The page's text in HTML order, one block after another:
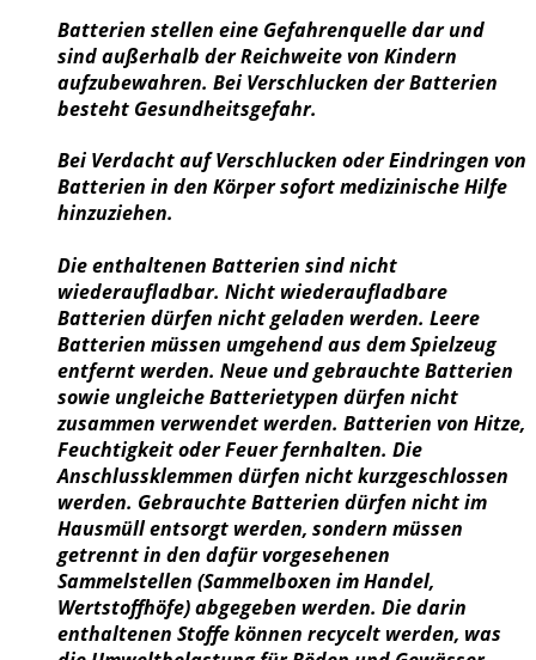
Batterien stellen eine Gefahrenquelle dar und
sind außerhalb der Reichweite von Kindern
aufzubewahren. Bei Verschlucken der Batterien
besteht Gesundheitsgefahr.
Bei Verdacht auf Verschlucken oder Eindringen von
Batterien in den Körper sofort medizinische Hilfe
hinzuziehen.
Die enthaltenen Batterien sind nicht
wiederaufladbar. Nicht wiederaufladbare
Batterien dürfen nicht geladen werden. Leere
Batterien müssen umgehend aus dem Spielzeug
entfernt werden. Neue und gebrauchte Batterien
sowie ungleiche Batterietypen dürfen nicht
zusammen verwendet werden. Batterien von Hitze,
Feuchtigkeit oder Feuer fernhalten. Die
Anschlussklemmen dürfen nicht kurzgeschlossen
werden. Gebrauchte Batterien dürfen nicht im
Hausmüll entsorgt werden, sondern müssen
getrennt in den dafür vorgesehenen
Sammelstellen (Sammelboxen im Handel,
Wertstoffhöfe) abgegeben werden. Die darin
enthaltenen Stoffe können recycelt werden, was